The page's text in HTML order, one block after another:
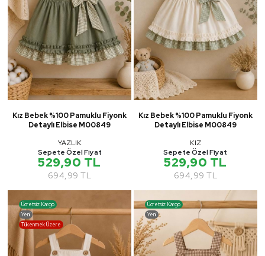
Kız Bebek %100 Pamuklu Fiyonk
Detaylı Elbise M00849
YAZLIK
Sepete Özel Fiyat
529,90 TL
694,99 TL
Kız Bebek %100 Pamuklu Fiyonk
Detaylı Elbise M00849
KIZ
Sepete Özel Fiyat
529,90 TL
694,99 TL
Ücretsiz Kargo
Yeni
Tükenmek Üzere
Ücretsiz Kargo
Yeni